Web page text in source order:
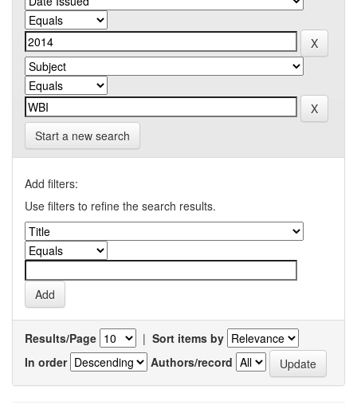
Start a new search
Add filters:
Use filters to refine the search results.
Results/Page | Sort items by
In order
Authors/record